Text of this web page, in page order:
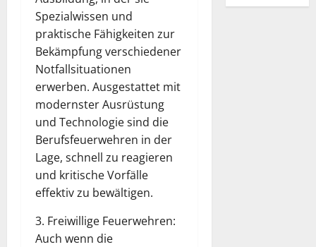
Spezialwissen und
praktische Fähigkeiten zur
Bekämpfung verschiedener
Notfallsituationen
erwerben. Ausgestattet mit
modernster Ausrüstung
und Technologie sind die
Berufsfeuerwehren in der
Lage, schnell zu reagieren
und kritische Vorfälle
effektiv zu bewältigen.
3. Freiwillige Feuerwehren:
Auch wenn die